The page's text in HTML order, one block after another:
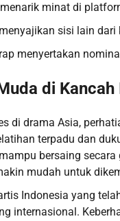
minat di
sisi lain dari
menyertakan
di Kancah
di drama Asia,
terpadu dan
bersaing
mudah untuk
Indonesia yang
internasional.